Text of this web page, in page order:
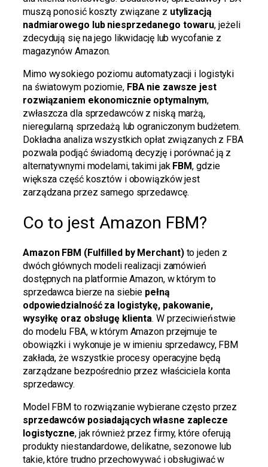
muszą ponosić koszty związane z utylizacją
nadmiarowego lub niesprzedanego towaru, jeżeli
zdecydują się na jego likwidację lub wycofanie z
magazynów Amazon.
Mimo wysokiego poziomu automatyzacji i logistyki
na światowym poziomie, FBA nie zawsze jest
rozwiązaniem ekonomicznie optymalnym,
zwłaszcza dla sprzedawców z niską marżą,
nieregularną sprzedażą lub ograniczonym budżetem.
Dokładna analiza wszystkich opłat związanych z FBA
pozwala podjąć świadomą decyzję i porównać ją z
alternatywnymi modelami, takimi jak FBM, gdzie
większa część kosztów i obowiązków jest
zarządzana przez samego sprzedawcę.
Co to jest Amazon FBM?
Amazon FBM (Fulfilled by Merchant)to jeden z
dwóch głównych modeli realizacji zamówień
dostępnych na platformie Amazon, w którym to
sprzedawca bierze na siebie pełną
odpowiedzialność za logistykę, pakowanie,
wysyłkę oraz obsługę klienta. W przeciwieństwie
do modelu FBA, w którym Amazon przejmuje te
obowiązki i wykonuje je w imieniu sprzedawcy, FBM
zakłada, że wszystkie procesy operacyjne będą
zarządzane bezpośrednio przez właściciela konta
sprzedawcy.
Model FBM to rozwiązanie wybierane często przez
sprzedawców posiadających własne zaplecze
logistyczne, jak również przez firmy, które oferują
produkty niestandardowe, delikatne, sezonowe lub
takie, które trudno przechowywać i obsługiwać w